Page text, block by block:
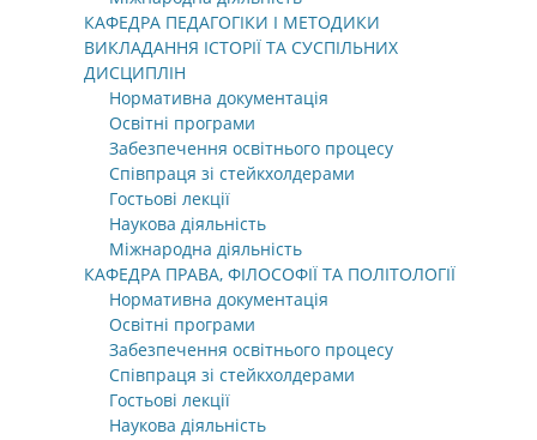
КАФЕДРА ПЕДАГОГІКИ І МЕТОДИКИ
ВИКЛАДАННЯ ІСТОРІЇ ТА СУСПІЛЬНИХ
ДИСЦИПЛІН
Нормативна документація
Освітні програми
Забезпечення освітнього процесу
Співпраця зі стейкхолдерами
Гостьові лекції
Наукова діяльність
Міжнародна діяльність
КАФЕДРА ПРАВА, ФІЛОСОФІЇ ТА ПОЛІТОЛОГІЇ
Нормативна документація
Освітні програми
Забезпечення освітнього процесу
Співпраця зі стейкхолдерами
Гостьові лекції
Наукова діяльність